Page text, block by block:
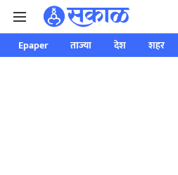
Epaper ताज्या देश शहर